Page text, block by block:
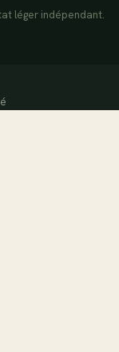
léger indépendant.